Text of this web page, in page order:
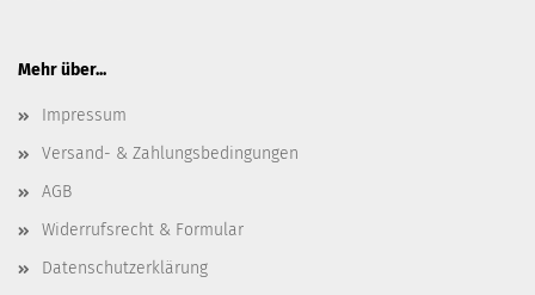
Mehr über...
Impressum
Versand- & Zahlungsbedingungen
AGB
Widerrufsrecht & Formular
Datenschutzerklärung